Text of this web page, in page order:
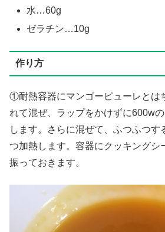
水…60g
ゼラチン…10g
作り方
①耐熱容器にマンゴーピューレとは
れて混ぜ、ラップをかけずに600w
します。さらに混ぜて、ふつふつす
つ加熱します。容器にクッキングシ
振っておきます。